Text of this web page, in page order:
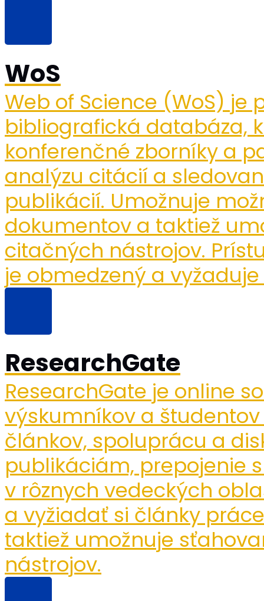
WoS
Web of Science (WoS)
bibliografická databáza,
konferenčné zborníky a
analýzu citácií a
publikácií. Umožnuje
dokumentov a taktiež
citačných nástrojov.
je obmedzený a
ResearchGate
ResearchGate je online
výskumníkov a
článkov, spoluprácu a
publikáciám, prepojenie
v rôznych vedeckých
a vyžiadať si články
taktiež umožnuje
nástrojov.